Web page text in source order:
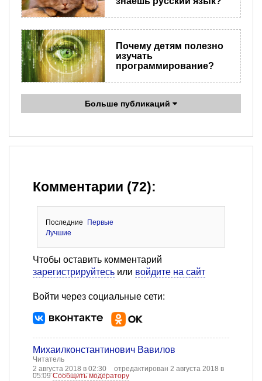
Почему детям полезно
изучать
программирование?
Больше публикаций
Комментарии (72):
Последние
Первые
Лучшие
Чтобы оставить комментарий
зарегистрируйтесь или войдите на сайт
Войти через социальные сети:
Михаилконстантинович Вавилов
Читатель
2 августа 2018 в 02:30
отредактирован 2 августа 2018 в
05:09Сообщить модератору